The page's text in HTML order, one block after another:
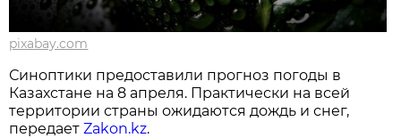
pixabay.com
Синоптики предоставили прогноз погоды в
Казахстане на 8 апреля. Практически на всей
территории страны ожидаются дождь и снег,
передаетZakon.kz.